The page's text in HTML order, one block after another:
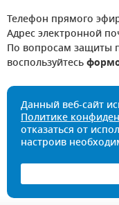
Телефон прямого
Адрес электронной
По вопросам защиты
воспользуйтесь
Данный веб-сайт
Политике
отказаться от
настроив